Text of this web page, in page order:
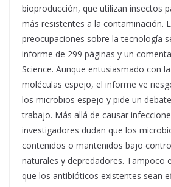
bioproducción, que utilizan insectos
más resistentes a la contaminación.
preocupaciones sobre la tecnología
informe de 299 páginas y un
Science. Aunque entusiasmado con
moléculas espejo, el informe ve
los microbios espejo y pide un
trabajo. Más allá de causar
investigadores dudan que los
contenidos o mantenidos bajo
naturales y depredadores. Tampoco
que los antibióticos existentes sean